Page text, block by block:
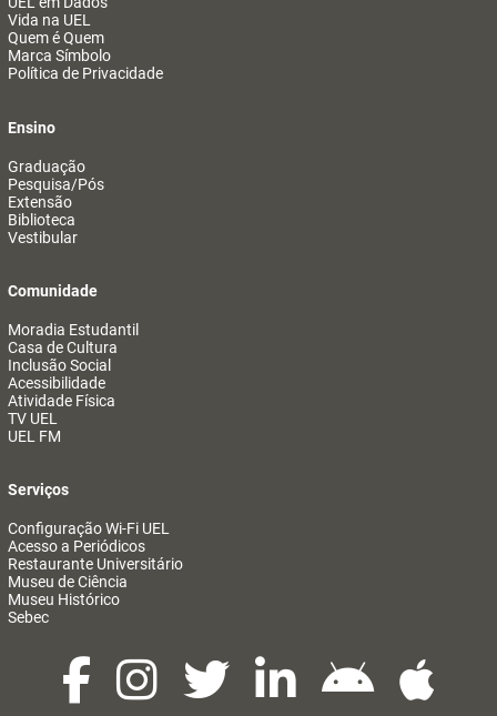
Vida na UEL
Quem é Quem
Marca Símbolo
Política de Privacidade
Ensino
Graduação
Pesquisa/Pós
Extensão
Biblioteca
Vestibular
Comunidade
Moradia Estudantil
Casa de Cultura
Inclusão Social
Acessibilidade
Atividade Física
TV UEL
UEL FM
Serviços
Configuração Wi-Fi UEL
Acesso a Periódicos
Restaurante Universitário
Museu de Ciência
Museu Histórico
Sebec